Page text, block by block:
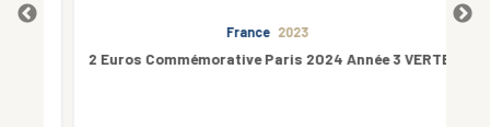
France 2023
2 Euros Commémorative Paris 2024 Année 3 VERTE